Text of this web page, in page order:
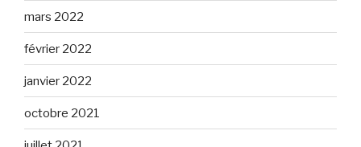
mars 2022
février 2022
janvier 2022
octobre 2021